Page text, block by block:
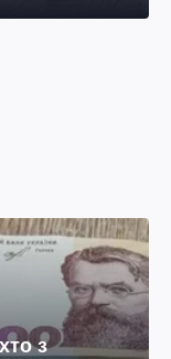
з